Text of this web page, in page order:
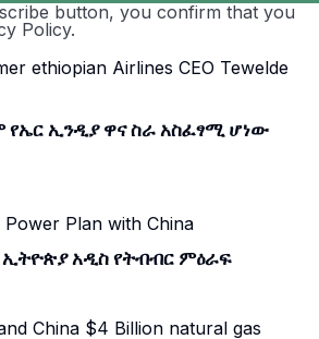
button, you confirm that you
Policy.
ኢንዲያ ዋና ስራ አስፈፃሚ ሆነው
ኢትዮጵያ አዲስ የትብብር ምዕራፍ